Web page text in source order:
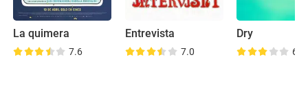
La quimera
7.6
Entrevista
7.0
Dry
6.2